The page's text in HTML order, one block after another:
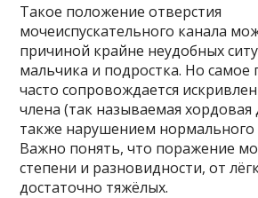
Такое положение отверстия
мочеиспускательного канала
причиной крайне неудобных
мальчика и подростка. Но самое
часто сопровождается
члена (так называемая
также нарушением нормального
Важно понять, что поражение
степени и разновидности, от
достаточно тяжёлых.